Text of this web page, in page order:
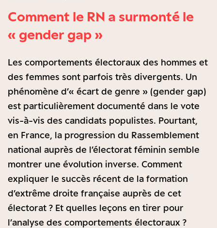
Comment le RN a surmonté le
« gender gap »
Les comportements électoraux des hommes et
des femmes sont parfois très divergents. Un
phénomène d’« écart de genre » (gender gap)
est particulièrement documenté dans le vote
vis-à-vis des candidats populistes. Pourtant,
en France, la progression du Rassemblement
national auprès de l’électorat féminin semble
montrer une évolution inverse. Comment
expliquer le succès récent de la formation
d’extrême droite française auprès de cet
électorat ? Et quelles leçons en tirer pour
l’analyse des comportements électoraux ?